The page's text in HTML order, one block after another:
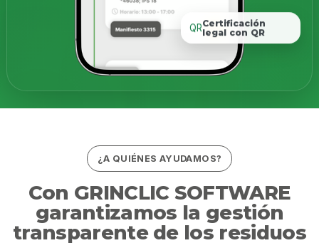
QRCertificación
legal con QR
¿A QUIÉNES AYUDAMOS?
Con GRINCLIC SOFTWARE
garantizamos la gestión
transparente de los residuos